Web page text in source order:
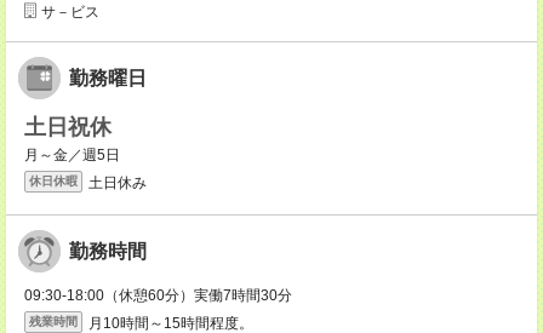
サ－ビス
勤務曜日
土日祝休
月～金／週5日
休日休暇 土日休み
勤務時間
09:30-18:00（休憩60分）実働7時間30分
残業時間
月10時間～15時間程度。